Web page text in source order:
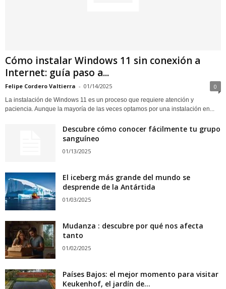
Cómo instalar Windows 11 sin conexión a
Internet: guía paso a...
Felipe Cordero Valtierra - 01/14/2025 0
La instalación de Windows 11 es un proceso que requiere atención y
paciencia. Aunque la mayoría de las veces optamos por una instalación en...
Descubre cómo conocer fácilmente tu grupo
sanguíneo
01/13/2025
El iceberg más grande del mundo se
desprende de la Antártida
01/03/2025
Mudanza : descubre por qué nos afecta
tanto
01/02/2025
Países Bajos: el mejor momento para visitar
Keukenhof, el jardín de...